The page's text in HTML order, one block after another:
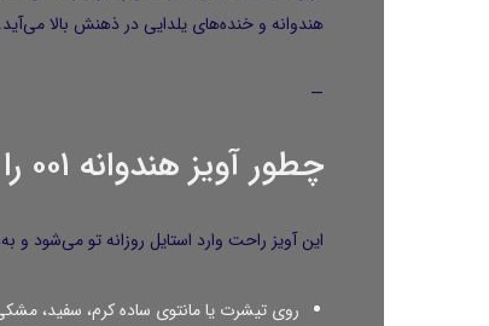
هندوانه و خنده‌های یلدایی در ذهنش بالا می‌آید.
—
چطور آویز هندوانه ۰۰۱ را در استایل خودت استفاده کنی؟
این آویز راحت وارد استایل روزانه تو می‌شود و
روی تیشرت یا مانتوی ساده کرم، سفید،